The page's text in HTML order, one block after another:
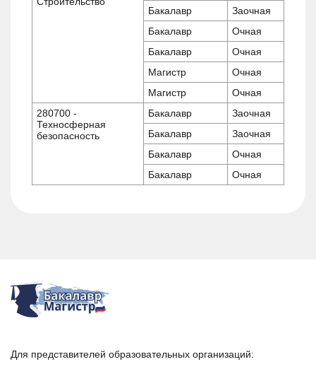
Бакалавр
Заочная
Бакалавр
Очная
Бакалавр
Очная
Магистр
Очная
Магистр
Очная
280700 -
Техносферная
безопасность
Бакалавр
Заочная
Бакалавр
Заочная
Бакалавр
Очная
Бакалавр
Очная
Для представителей образовательных организаций: